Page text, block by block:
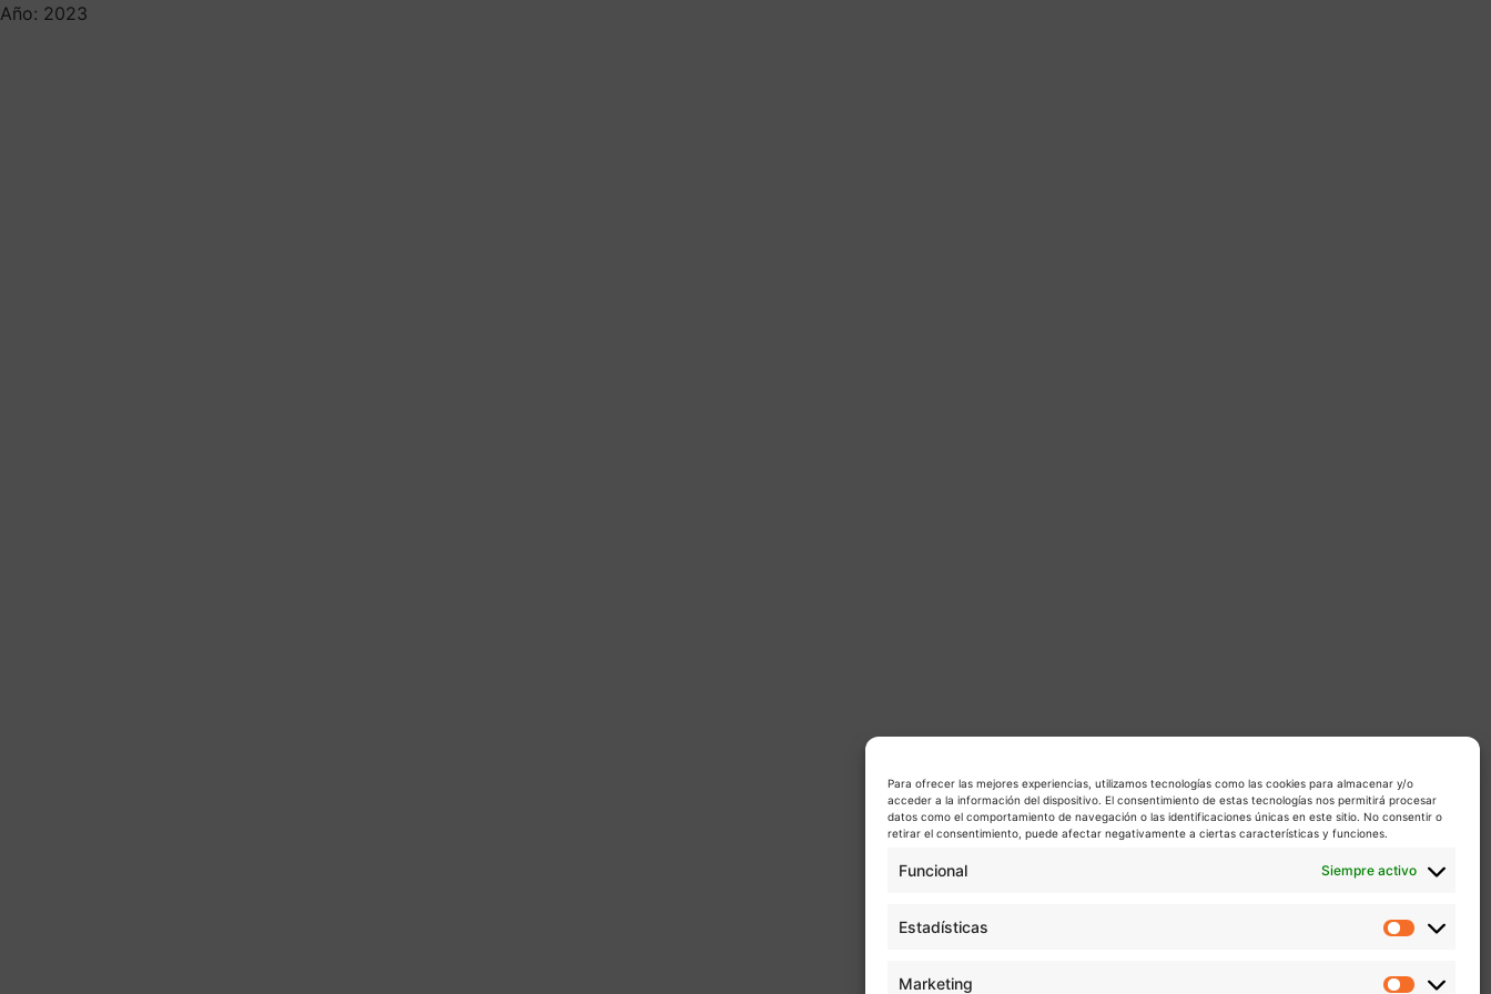
Para ofrecer las mejores experiencias, utilizamos tecnologías como las cookies para almacenar y/o
acceder a la información del dispositivo. El consentimiento de estas tecnologías nos permitirá procesar
datos como el comportamiento de navegación o las identificaciones únicas en este sitio. No consentir o
retirar el consentimiento, puede afectar negativamente a ciertas características y funciones.
Funcional Siempre activo
Estadísticas
Marketing
Año: 2023